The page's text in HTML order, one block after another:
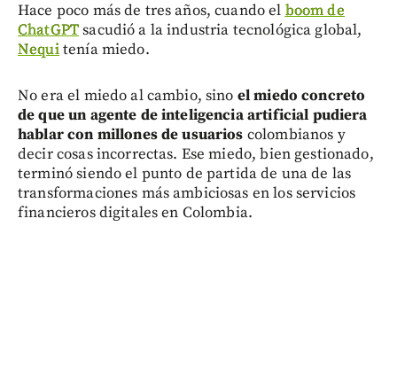
Hace poco más de tres años, cuando elboom de
ChatGPTsacudió a la industria tecnológica global,
Nequitenía miedo.
No era el miedo al cambio, sino el miedo concreto
de que un agente de inteligencia artificial pudiera
hablar con millones de usuarios colombianos y
decir cosas incorrectas. Ese miedo, bien gestionado,
terminó siendo el punto de partida de una de las
transformaciones más ambiciosas en los servicios
financieros digitales en Colombia.